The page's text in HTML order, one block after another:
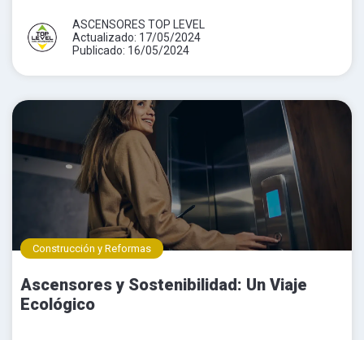
ASCENSORES TOP LEVEL
Actualizado: 17/05/2024
Publicado: 16/05/2024
Construcción y Reformas
Ascensores y Sostenibilidad: Un Viaje
Ecológico